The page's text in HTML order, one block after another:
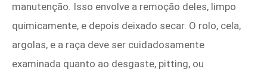
manutenção. Isso envolve a remoção deles, limpo
quimicamente, e depois deixado secar. O rolo, cela,
argolas, e a raça deve ser cuidadosamente
examinada quanto ao desgaste, pitting, ou